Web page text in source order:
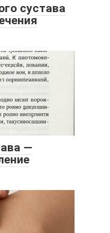
сустава
—